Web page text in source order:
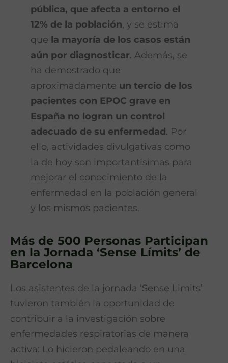
pública, que afecta a entorno el
12% de la población, y se estima
que la mayoría de los casos están
aún por diagnosticar. Además, se
ha demostrado que
aproximadamente un tercio de los
pacientes con EPOC grave en
España no logran un control
adecuado de su enfermedad. Por
ello, actividades divulgativas como
la de hoy son importantísimas para
mejorar el conocimiento de la
enfermedad en la población general
y los mismos pacientes.
Más de 500 Personas Participan
en la Jornada ‘Sense Límits’ de
Barcelona
Los asistentes de la jornada ‘Sense Limits’
tuvieron también la oportunidad de
contribuir a la investigación sobre
enfermedades respiratorias de manera
activa: Lo hicieron pedaleando en una